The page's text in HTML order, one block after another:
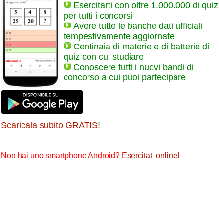
Esercitarti con oltre 1.000.000 di quiz
per tutti i concorsi
Avere tutte le banche dati ufficiali
tempestivamente aggiornate
Centinaia di materie e di batterie di
quiz con cui studiare
Conoscere tutti i nuovi bandi di
concorso a cui puoi partecipare
Scaricala subito GRATIS!
Non hai uno smartphone Android? Esercitati online!